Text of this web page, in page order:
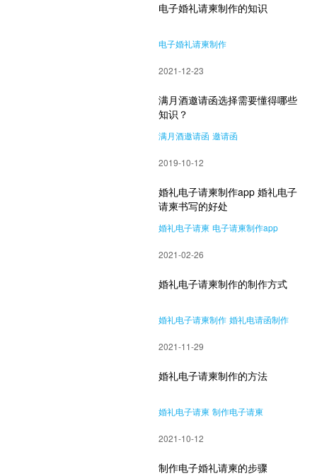
电子婚礼请柬制作的知识
电子婚礼请柬制作
2021-12-23
满月酒邀请函选择需要懂得哪些
知识？
满月酒邀请函 邀请函
2019-10-12
婚礼电子请柬制作app 婚礼电子
请柬书写的好处
婚礼电子请柬 电子请柬制作app
2021-02-26
婚礼电子请柬制作的制作方式
婚礼电子请柬制作 婚礼电请函制作
2021-11-29
婚礼电子请柬制作的方法
婚礼电子请柬 制作电子请柬
2021-10-12
制作电子婚礼请柬的步骤